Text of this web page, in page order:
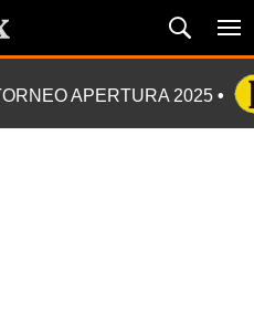
APERTURA 2025